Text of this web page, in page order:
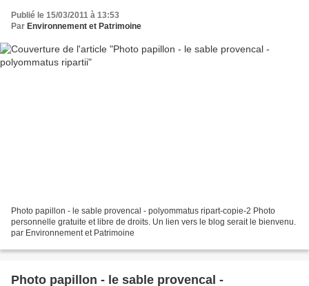
Publié le 15/03/2011 à 13:53
Par Environnement et Patrimoine
Photo papillon - le sable provencal - polyommatus ripart-copie-2 Photo
personnelle gratuite et libre de droits. Un lien vers le blog serait le bienvenu.
par Environnement et Patrimoine
Photo papillon - le sable provencal -